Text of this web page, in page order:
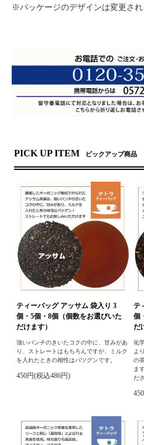
※パッケージのデザインは変更され
PICK UP ITEM ピックアップ商品
ティーバッグ アッサム 袋入り 3
個・5個・8個（個数をお選びいた
だけます）
強いパンチのきいたコクの中に、甘みがあ
り、ストレートはもちろんですが、ミルク
を入れたときの相性はバツグンです。
450円(税込486円)
テ
個
だ
化
よ
の
ま
だ